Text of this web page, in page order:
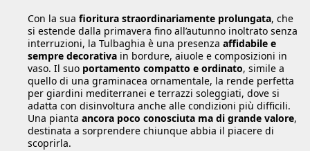
Con la sua fioritura straordinariamente prolungata, che
si estende dalla primavera fino all’autunno inoltrato senza
interruzioni, la Tulbaghia è una presenza affidabile e
sempre decorativa in bordure, aiuole e composizioni in
vaso. Il suo portamento compatto e ordinato, simile a
quello di una graminacea ornamentale, la rende perfetta
per giardini mediterranei e terrazzi soleggiati, dove si
adatta con disinvoltura anche alle condizioni più difficili.
Una pianta ancora poco conosciuta ma di grande valore,
destinata a sorprendere chiunque abbia il piacere di
scoprirla.